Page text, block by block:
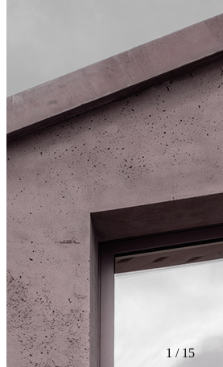
1 / 15